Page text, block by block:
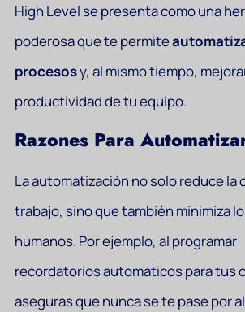
High Level se presenta como una
poderosa que te permite
procesosy, al mismo tiempo,
productividad de tu equipo.
Razones Para
La automatización no solo reduce la
trabajo, sino que también minimiza
humanos. Por ejemplo, al programar
recordatorios automáticos para tus
aseguras que nunca se te pase por